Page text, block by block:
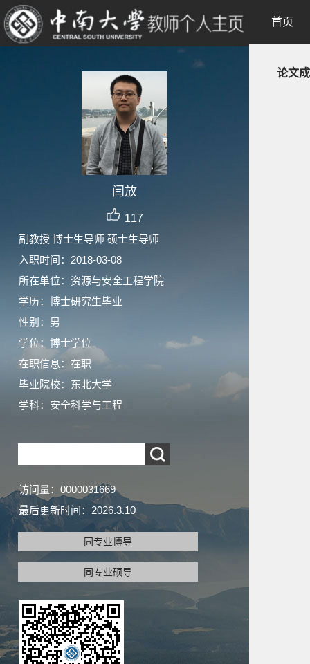
闫放
117
副教授 博士生导师 硕士生导师
入职时间：2018-03-08
所在单位：资源与安全工程学院
学历：博士研究生毕业
性别：男
学位：博士学位
在职信息：在职
毕业院校：东北大学
学科：安全科学与工程
访问量： 0000031669
最后更新时间： 2026.3.10
同专业博导
同专业硕导
首页
论文